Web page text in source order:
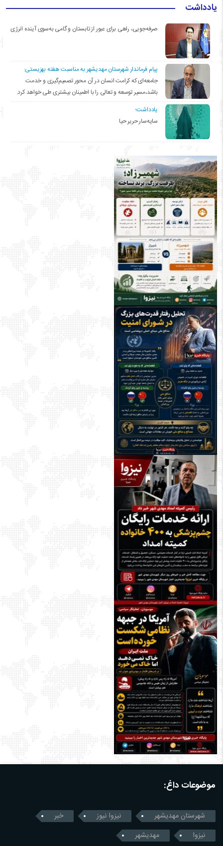
یادداشت
صرفه‌جویی، راهی برای عبور از تابستان و گامی به‌سوی آینده انرژی
پیام فرماندار شهرستان مهدیشهر به مناسبت هفته بهزیستی:
جامعه‌ای که کرامت انسان در آن محور تصمیم‌گیری و خدمت
باشد،مسیر توسعه و تعالی را با اطمینان بیشتری طی خواهد کرد.
یادداشت؛
سایه‌سار حریر حیا
موضوعات داغ:
شهرستان مهدیشهر نیزوا نیوز
خبر
نیزوا
مهدیشهر